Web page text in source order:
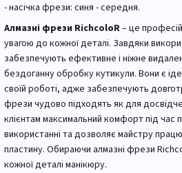
- насічка фрези: синя - середня.
Алмазні фрези RichcoloR– це
увагою до кожної деталі. Завдяки
забезпечують ефективне і ніжне
бездоганну обробку кутикули. Вони є
своїй роботі, адже забезпечують
фрези чудово підходять як для
клієнтам максимальний комфорт під час
використанні та дозволяє майстру
пластину. Обираючи алмазні фрези
кожної деталі манікюру.